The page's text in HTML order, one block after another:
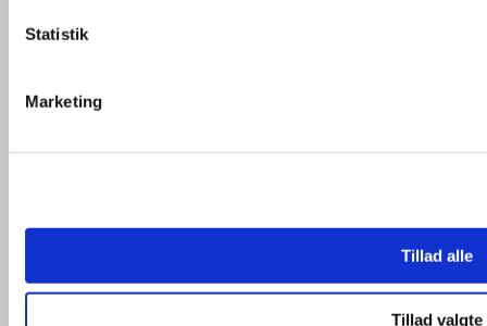
Statistik
Marketing
Tillad alle
Tillad valgte
Strips til plakater
Farvede Strips
Grønnne Strips
Lilla Strips
Neon Orange Strips